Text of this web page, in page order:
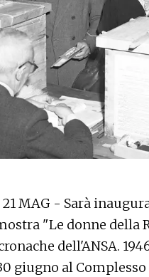
21 MAG - Sarà
"Le donne della
dell'ANSA.
giugno al